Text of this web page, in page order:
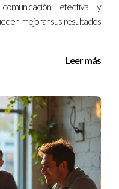
el sector inmobiliario en
a navegar por
específico.
efectiva y
mejorar sus resultados
Leer más